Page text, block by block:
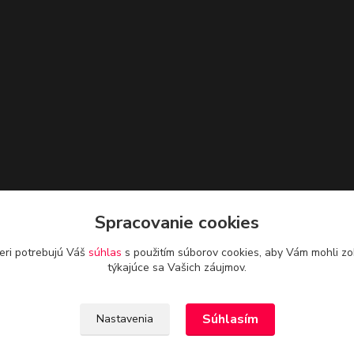
Spracovanie cookies
potrebujú Váš súhlas s použitím súborov cookies, aby Vám mohli
týkajúce sa Vašich záujmov.
Nastavenia Súhlasím